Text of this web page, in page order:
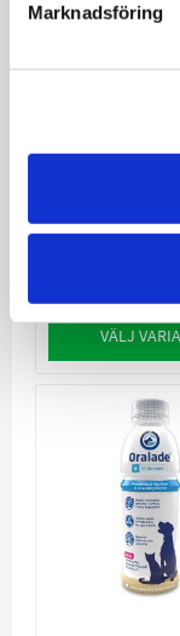
Marknadsföring
Veterinary
Soft Mousse
matvägran eller
VÄLJ